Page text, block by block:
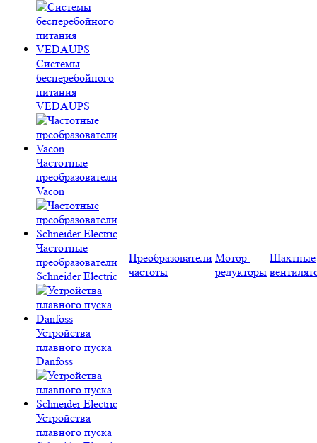
Системы
бесперебойного
питания
VEDAUPS
Частотные
преобразователи
Vacon
Частотные
преобразователи
Schneider Electric
Устройства
плавного пуска
Danfoss
Устройства
плавного пуска
Преобразователи
частоты
Мотор-
редукторы
Шахтные